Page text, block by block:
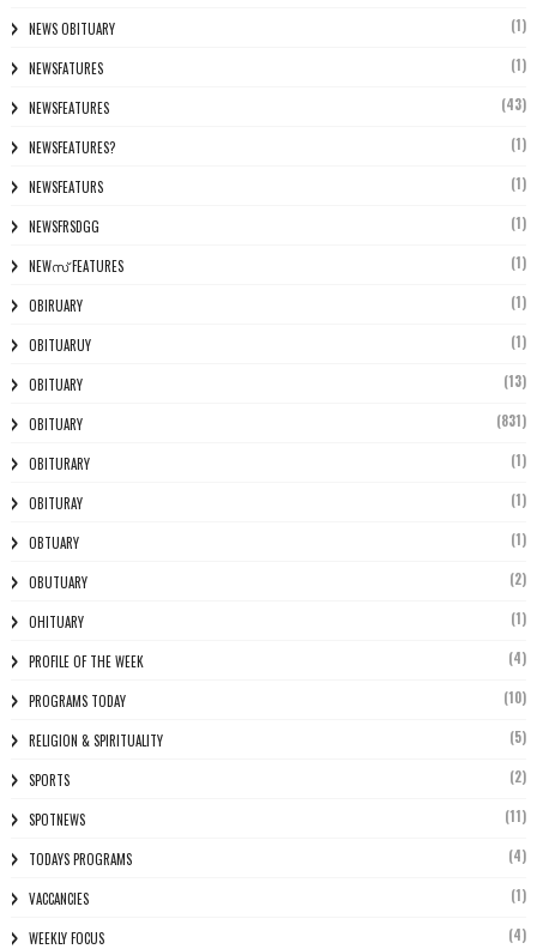
NEWS OBITUARY (1)
NEWSFATURES (1)
NEWSFEATURES (43)
NEWSFEATURES? (1)
NEWSFEATURS (1)
NEWSFRSDGG (1)
NEWസ് FEATURES (1)
OBIRUARY (1)
OBITUARUY (1)
OBITUARY (13)
OBITUARY (831)
OBITURARY (1)
OBITURAY (1)
OBTUARY (1)
OBUTUARY (2)
OHITUARY (1)
PROFILE OF THE WEEK (4)
PROGRAMS TODAY (10)
RELIGION & SPIRITUALITY (5)
SPORTS (2)
SPOTNEWS (11)
TODAYS PROGRAMS (4)
VACCANCIES (1)
WEEKLY FOCUS (4)